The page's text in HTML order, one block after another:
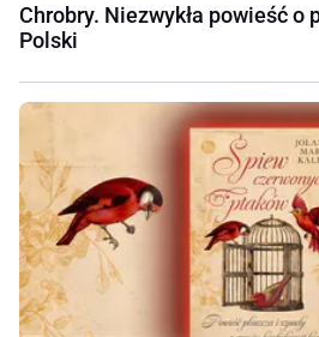
Chrobry. Niezwykła powieść o
Polski